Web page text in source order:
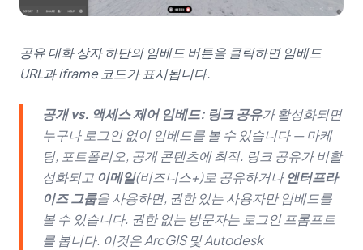
공유 대화 상자 하단의 임베드 버튼을 클릭하면 임베드
URL과 iframe 코드가 표시됩니다.
공개 vs. 액세스 제어 임베드: 링크 공유가 활성화되면
누구나 로그인 없이 임베드를 볼 수 있습니다 — 마케
팅, 포트폴리오, 공개 콘텐츠에 최적. 링크 공유가 비활
성화되고 이메일(비즈니스+)로 공유하거나엔터프라
이즈 그룹을 사용하면, 권한 있는 사용자만 임베드를
볼 수 있습니다. 권한 없는 방문자는 로그인 프롬프트
를 봅니다. 이것은 ArcGIS 및 Autodesk